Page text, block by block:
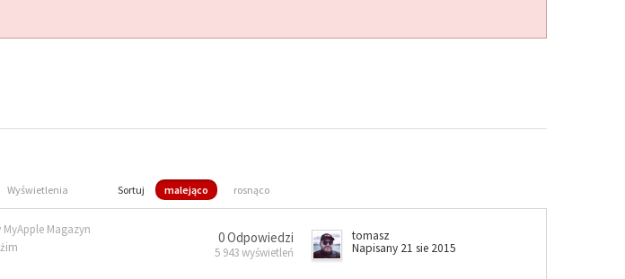
Wyświetlenia Sortuj malejąco rosnąco
MyApple Magazyn
0 Odpowiedzi
5 943 wyświetleń
tomasz
Napisany 21 sie 2015